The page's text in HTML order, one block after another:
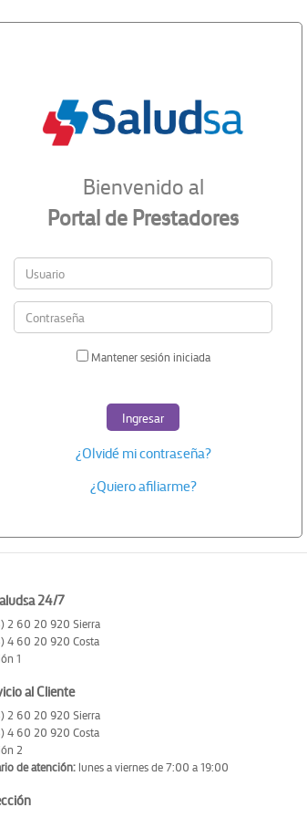
Bienvenido al
Portal de Prestadores
Mantener sesión iniciada
Ingresar
¿Olvidé mi contraseña?
¿Quiero afiliarme?
24/7
2 60 20 920 Sierra
4 60 20 920 Costa
1
al Cliente
2 60 20 920 Sierra
4 60 20 920 Costa
2
de atención: lunes a viernes de 7:00 a 19:00